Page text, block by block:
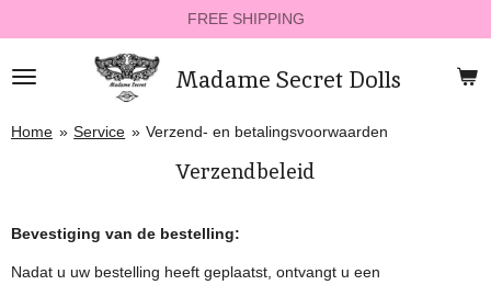
direct
naar
de
Madame Secret Dolls
FREE SHIPPING
Home » Service » Verzend- en betalingsvoorwaarden
Verzendbeleid
Bevestiging van de bestelling:
Nadat u uw bestelling heeft geplaatst, ontvangt u een